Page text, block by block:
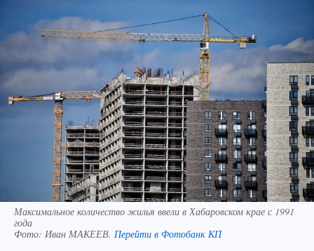
Максимальное количество жилья ввели в Хабаровском крае с 1991
года
Фото: Иван МАКЕЕВ. Перейти в Фотобанк КП